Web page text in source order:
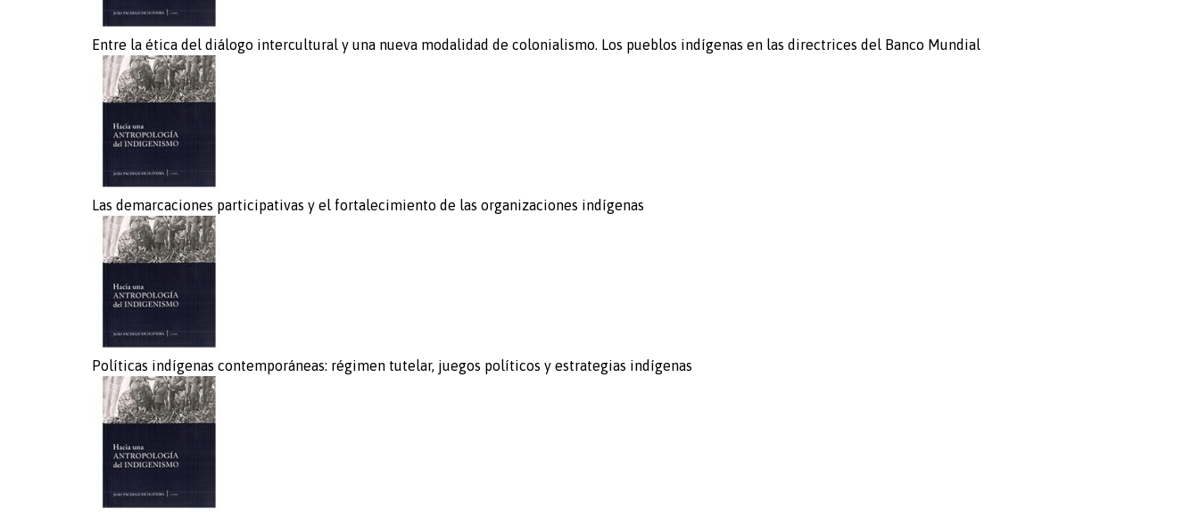
Entre la ética del diálogo intercultural y una nueva modalidad de colonialismo. Los pueblos indígenas en las directrices del Banco Mundial
Las demarcaciones participativas y el fortalecimiento de las organizaciones indígenas
Políticas indígenas contemporáneas: régimen tutelar, juegos políticos y estrategias indígenas